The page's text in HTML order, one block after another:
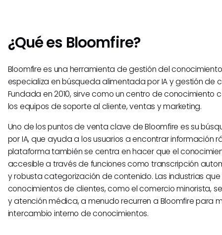
¿Qué es Bloomfire?
Bloomfire es una herramienta de gestión del
especializa en búsqueda alimentada por IA y gestión de
Fundada en 2010, sirve como un centro de conocimiento
los equipos de soporte al cliente, ventas y marketing.
Uno de los puntos de venta clave de Bloomfire es su
por IA, que ayuda a los usuarios a encontrar información
plataforma también se centra en hacer que el
accesible a través de funciones como transcripción
y robusta categorización de contenido. Las industrias
conocimientos de clientes, como el comercio minorista,
y atención médica, a menudo recurren a Bloomfire para
intercambio interno de conocimientos.